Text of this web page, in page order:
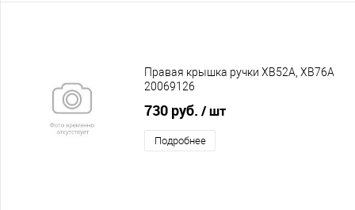
Правая крышка ручки XB52A, XB76A
20069126
730 руб. / шт
Подробнее